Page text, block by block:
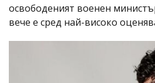
освободеният военен
вече е сред най-високо